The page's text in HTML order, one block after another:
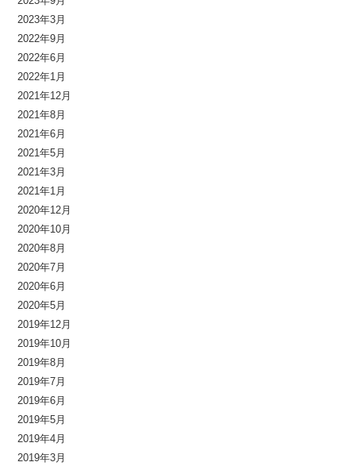
2023年3月
2022年9月
2022年6月
2022年1月
2021年12月
2021年8月
2021年6月
2021年5月
2021年3月
2021年1月
2020年12月
2020年10月
2020年8月
2020年7月
2020年6月
2020年5月
2019年12月
2019年10月
2019年8月
2019年7月
2019年6月
2019年5月
2019年4月
2019年3月